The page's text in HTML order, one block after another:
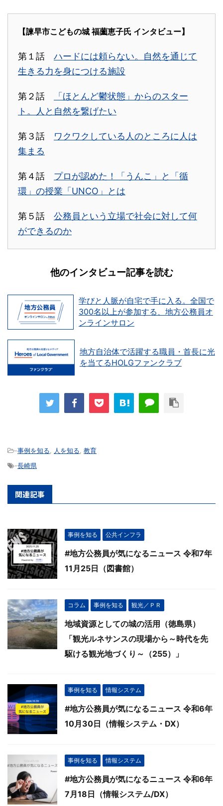
【諫早市こどもの城 福薗恵子氏 インタビュー】
第１話 ハードには頼らない。自然を通じて
生きる力を身につける施設
第２話
「ほとんど鬱状態」からのスター
ト。人と自然を繋げたい
第３話 ワクワクしている人のところに人は
集まる
第４話 プロが認めた！「うんこ」と「循
環」の授業「UNCO」とは
第５話 公務員という立場で社会に対して何
ができるのか
他のインタビュー記事を読む
学びと人脈が自宅で手に入る。全国で
300名以上が参加する、地方公務員オ
ンラインサロン
地方自治体で活躍する職員・首長に光
を当てるHOLGファンクラブ
-事例を知る 人を知る 教育
-長崎県
関連記事
事例を知る 公共インフラ
#地方公務員が気になるニュース 令和7年
11月25日（図書館）
コラム 事例を知る 観光／ＰＲ
地域資源としての城の活用（徳島県）
「観光ルネサンスの現場から～時代を先
駆ける観光地づくり～（255）」
事例を知る 情報システム
#地方公務員が気になるニュース 令和6年
10月30日（情報システム・DX）
事例を知る 情報システム
#地方公務員が気になるニュース 令和6年
7月18日（情報システム/DX）